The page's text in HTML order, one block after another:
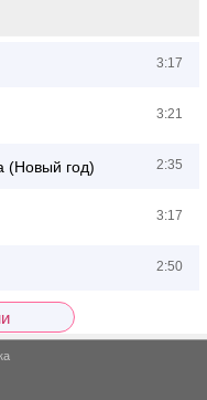
3:17
3:21
(Новый год) 2:35
3:17
2:50